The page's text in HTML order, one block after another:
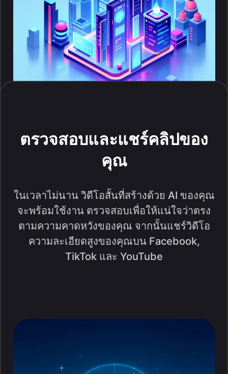
ตรวจสอบและแชร์คลิปของ
คุณ
ในเวลาไม่นาน วิดีโอสั้นที่สร้างด้วย AI ของคุณ
จะพร้อมใช้งาน ตรวจสอบเพื่อให้แน่ใจว่าตรง
ตามความคาดหวังของคุณ จากนั้นแชร์วิดีโอ
ความละเอียดสูงของคุณบน Facebook,
TikTok และ YouTube